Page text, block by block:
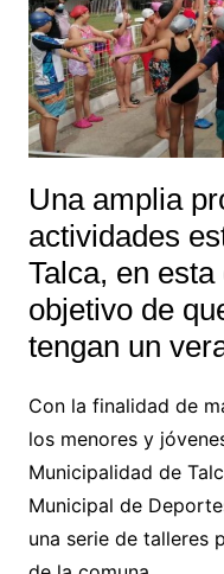
Una amplia
actividades
Talca, en
objetivo de
tengan un
Con la finalidad de
los menores y
Municipalidad de
Municipal de
una serie de talleres